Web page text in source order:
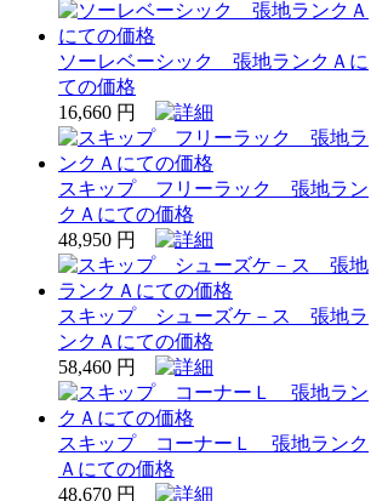
ソーレベーシック 張地ランクＡに
ての価格
16,660 円
スキップ フリーラック 張地ラン
クＡにての価格
48,950 円
スキップ シューズケ－ス 張地ラ
ンクＡにての価格
58,460 円
スキップ コーナーＬ 張地ランク
Ａにての価格
48,670 円